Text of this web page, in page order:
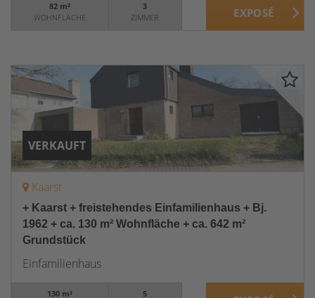
82 m²
WOHNFLÄCHE
3
ZIMMER
VERKAUFT
Kaarst
+ Kaarst + freistehendes Einfamilienhaus + Bj.
1962 + ca. 130 m² Wohnfläche + ca. 642 m²
Grundstück
Einfamilienhaus
130 m²
5